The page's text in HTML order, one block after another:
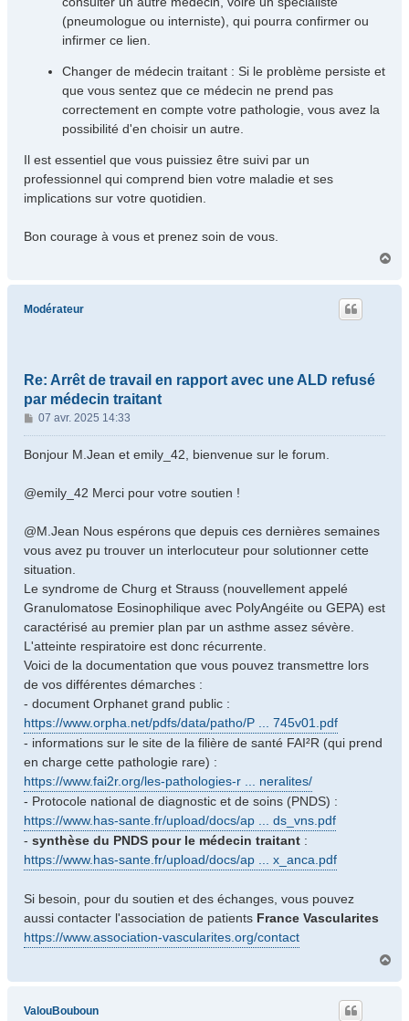
(pneumologue ou interniste), qui pourra confirmer ou
infirmer ce lien.
Changer de médecin traitant : Si le problème persiste et
que vous sentez que ce médecin ne prend pas
correctement en compte votre pathologie, vous avez la
possibilité d'en choisir un autre.
Il est essentiel que vous puissiez être suivi par un
professionnel qui comprend bien votre maladie et ses
implications sur votre quotidien.
Bon courage à vous et prenez soin de vous.
u
Modérateur
Re: Arrêt de travail en rapport avec une ALD refusé
par médecin traitant
M
e
g
07 avr. 2025 14:33
Bonjour M.Jean et emily_42, bienvenue sur le forum.
@emily_42 Merci pour votre soutien !
@M.Jean Nous espérons que depuis ces dernières semaines
vous avez pu trouver un interlocuteur pour solutionner cette
situation.
Le syndrome de Churg et Strauss (nouvellement appelé
Granulomatose Eosinophilique avec PolyAngéite ou GEPA) est
caractérisé au premier plan par un asthme assez sévère.
L'atteinte respiratoire est donc récurrente.
Voici de la documentation que vous pouvez transmettre lors
de vos différentes démarches :
- document Orphanet grand public :
https://www.orpha.net/pdfs/data/patho/P ... 745v01.pdf
- informations sur le site de la filière de santé FAI²R (qui prend
en charge cette pathologie rare) :
https://www.fai2r.org/les-pathologies-r ... neralites/
- Protocole national de diagnostic et de soins (PNDS) :
https://www.has-sante.fr/upload/docs/ap ... ds_vns.pdf
- synthèse du PNDS pour le médecin traitant :
https://www.has-sante.fr/upload/docs/ap ... x_anca.pdf
Si besoin, pour du soutien et des échanges, vous pouvez
aussi contacter l'association de patients France Vascularites
https://www.association-vascularites.org/contact
ValouBouboun